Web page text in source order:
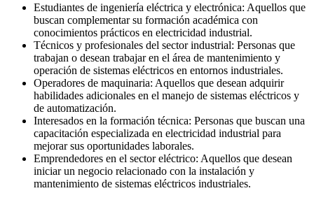
Estudiantes de ingeniería eléctrica y electrónica: Aquellos que
buscan complementar su formación académica con
conocimientos prácticos en electricidad industrial.
Técnicos y profesionales del sector industrial: Personas que
trabajan o desean trabajar en el área de mantenimiento y
operación de sistemas eléctricos en entornos industriales.
Operadores de maquinaria: Aquellos que desean adquirir
habilidades adicionales en el manejo de sistemas eléctricos y
de automatización.
Interesados en la formación técnica: Personas que buscan una
capacitación especializada en electricidad industrial para
mejorar sus oportunidades laborales.
Emprendedores en el sector eléctrico: Aquellos que desean
iniciar un negocio relacionado con la instalación y
mantenimiento de sistemas eléctricos industriales.